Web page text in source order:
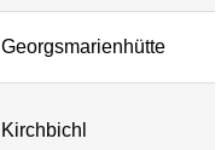
Georgsmarienhütte
Kirchbichl